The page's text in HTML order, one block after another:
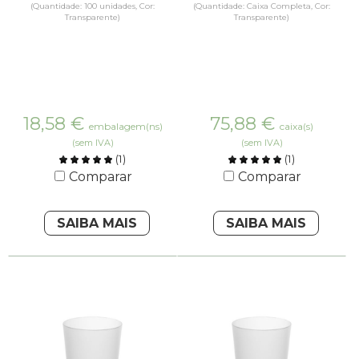
(Quantidade: 100 unidades, Cor:
Transparente)
18,58 € embalagem(ns)
(sem IVA)
(1)
Comparar
SAIBA MAIS
(Quantidade: Caixa Completa, Cor:
Transparente)
75,88 € caixa(s)
(sem IVA)
(1)
Comparar
SAIBA MAIS